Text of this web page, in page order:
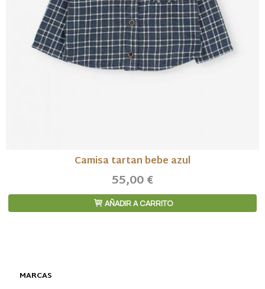
MARCAS
Camisa tartan bebe azul
55,00 €
AÑADIR A CARRITO